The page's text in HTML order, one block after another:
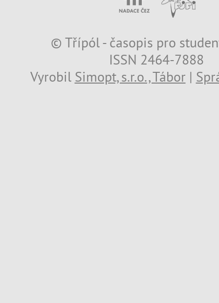
© Třípól - časopis pro
ISSN 2464-7888
Vyrobil Simopt, s.r.o., Tábor |